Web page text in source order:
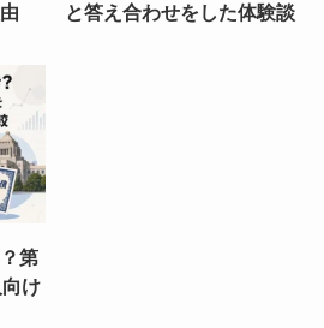
と答え合わせをした体験談
第
け